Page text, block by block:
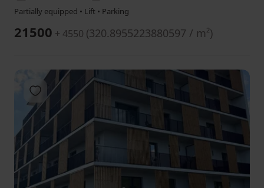
Partially equipped • Lift • Parking
21500 + 4550 (320.8955223880597 / m²)
Add to favorites